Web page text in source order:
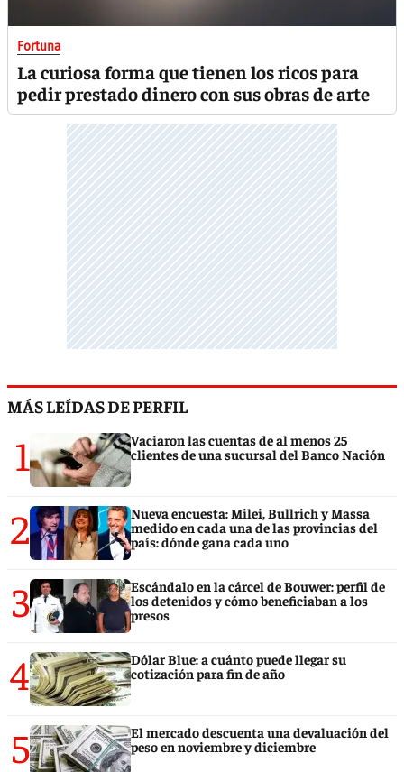
Fortuna
La curiosa forma que tienen los ricos para
pedir prestado dinero con sus obras de arte
MÁS LEÍDAS DE PERFIL
1
Vaciaron las cuentas de al menos 25
clientes de una sucursal del Banco Nación
2
Nueva encuesta: Milei, Bullrich y Massa
medido en cada una de las provincias del
país: dónde gana cada uno
3
Escándalo en la cárcel de Bouwer: perfil de
los detenidos y cómo beneficiaban a los
presos
4
Dólar Blue: a cuánto puede llegar su
cotización para fin de año
5
El mercado descuenta una devaluación del
peso en noviembre y diciembre